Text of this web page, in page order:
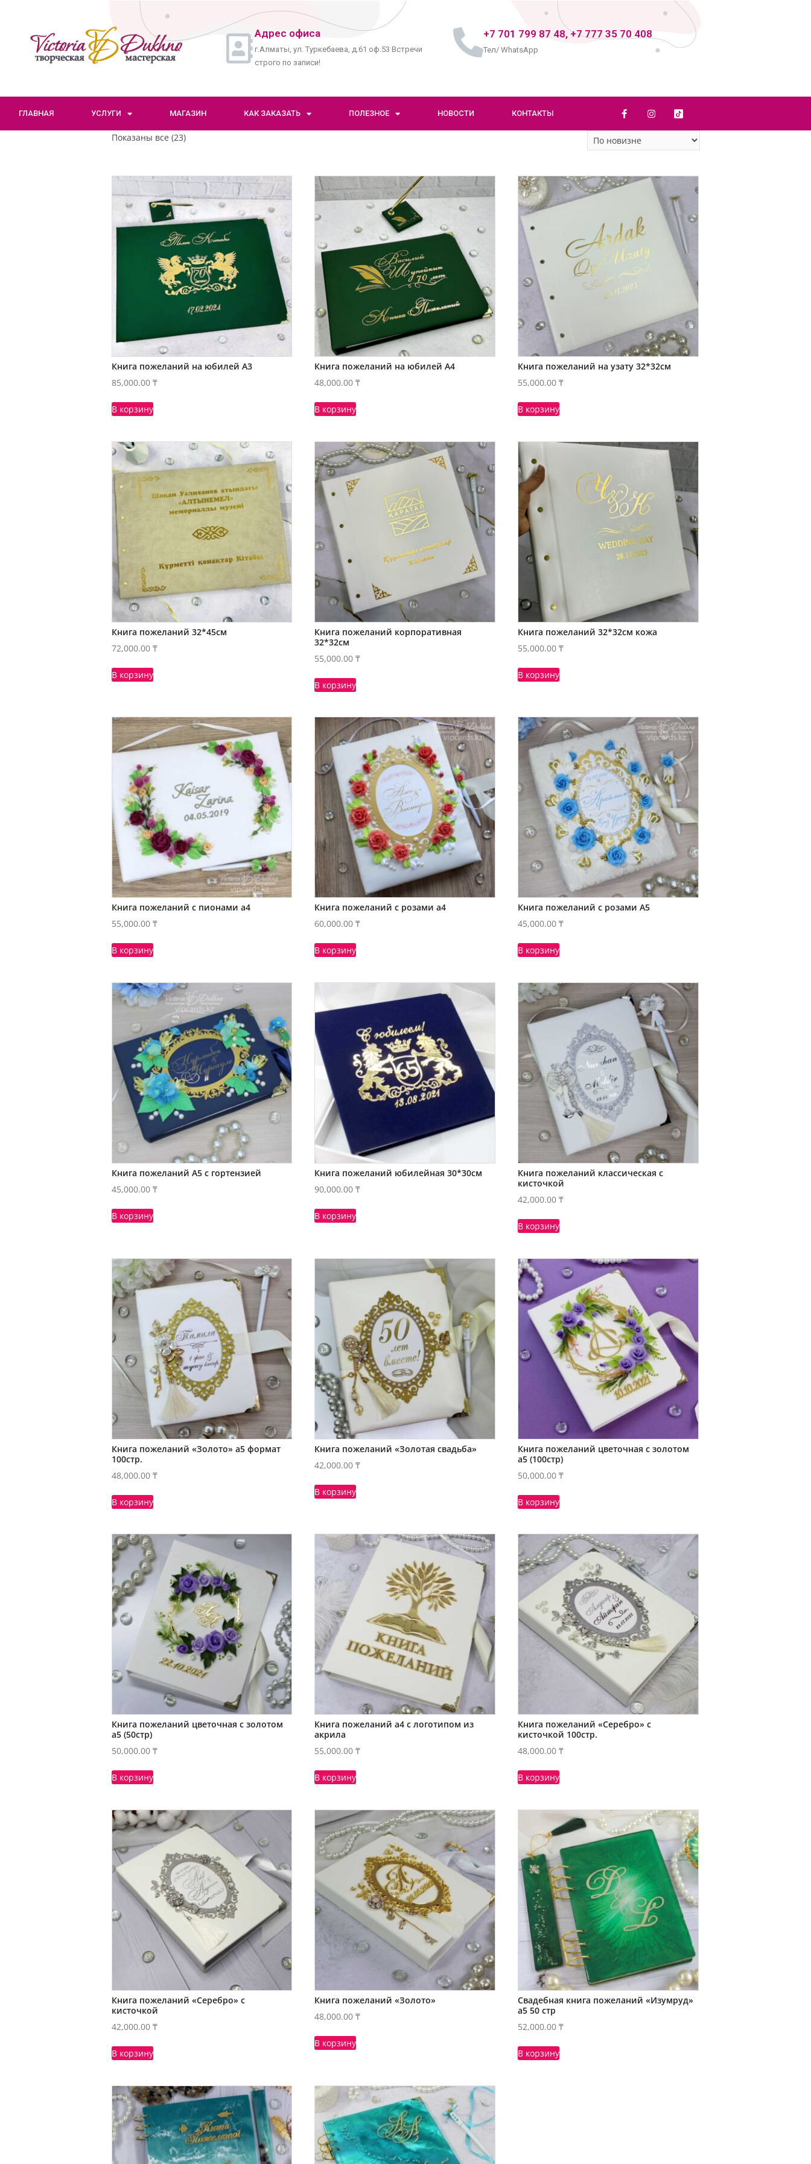
Адрес офиса
г.Алматы, ул. Туркебаева, д.61 оф.53 Встречи
строго по записи!
+7 701 799 87 48, +7 777 35 70 408
Тел/ WhatsApp
ГЛАВНАЯ УСЛУГИ МАГАЗИН КАК ЗАКАЗАТЬ ПОЛЕЗНОЕ НОВОСТИ КОНТАКТЫ
Показаны все (23)
Книга пожеланий на юбилей А3
85,000.00 ₸
В корзину
Книга пожеланий на юбилей А4
48,000.00₸
В корзину
Книга пожеланий на узату 32*32см
55,000.00₸
В корзину
Книга пожеланий 32*45см
72,000.00 ₸
В корзину
Книга пожеланий корпоративная
32*32см
55,000.00₸
В корзину
Книга пожеланий 32*32см кожа
55,000.00₸
В корзину
Книга пожеланий с пионами а4
55,000.00 ₸
В корзину
Книга пожеланий с розами а4
60,000.00₸
В корзину
Книга пожеланий с розами А5
45,000.00₸
В корзину
Книга пожеланий А5 с гортензией
45,000.00 ₸
В корзину
Книга пожеланий юбилейная 30*30см
90,000.00₸
В корзину
Книга пожеланий классическая с
кисточкой
42,000.00₸
В корзину
Книга пожеланий «Золото» а5 формат
100стр.
48,000.00 ₸
В корзину
Книга пожеланий «Золотая свадьба»
42,000.00₸
В корзину
Книга пожеланий цветочная с золотом
а5 (100стр)
50,000.00₸
В корзину
Книга пожеланий цветочная с золотом
а5 (50стр)
50,000.00 ₸
В корзину
Книга пожеланий а4 с логотипом из
акрила
55,000.00₸
В корзину
Книга пожеланий «Серебро» с
кисточкой 100стр.
48,000.00₸
В корзину
Книга пожеланий «Серебро» с
кисточкой
42,000.00 ₸
В корзину
Книга пожеланий «Золото»
48,000.00₸
В корзину
Свадебная книга пожеланий «Изумруд»
а5 50 стр
52,000.00₸
В корзину